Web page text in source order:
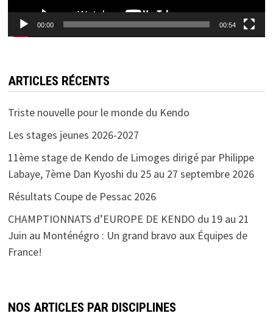
00:00 00:54
ARTICLES RÉCENTS
Triste nouvelle pour le monde du Kendo
Les stages jeunes 2026-2027
11ème stage de Kendo de Limoges dirigé par Philippe
Labaye, 7ème Dan Kyoshi du 25 au 27 septembre 2026
Résultats Coupe de Pessac 2026
CHAMPTIONNATS d’EUROPE DE KENDO du 19 au 21
Juin au Monténégro : Un grand bravo aux Équipes de
France!
NOS ARTICLES PAR DISCIPLINES